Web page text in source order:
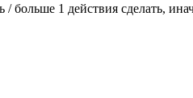
больше 1 действия сделать,